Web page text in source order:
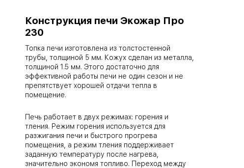
Конструкция печи Экожар Про
230
Топка печи изготовлена из толстостенной
трубы, толщиной 5 мм. Кожух сделан из металла,
толщиной 1.5 мм. Этого достаточно для
эффективной работы печи не один сезон и не
препятствует хорошей отдачи тепла в
помещение.
Печь работает в двух режимах: горения и
тления. Режим горения используется для
разжигания печи и быстрого прогрева
помещения, а режим тления поддерживает
заданную температуру после нагрева,
значительно экономя топливо. Переход между